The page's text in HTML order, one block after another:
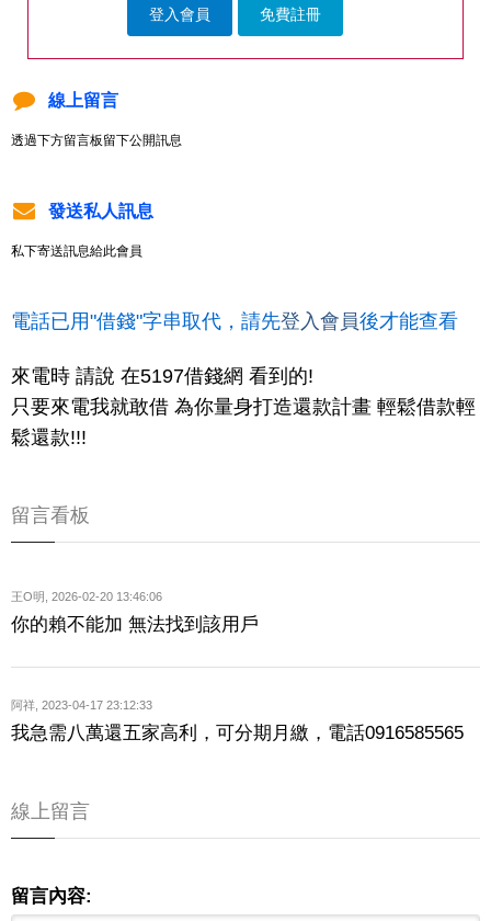
登入會員 免費註冊
線上留言
透過下方留言板留下公開訊息
發送私人訊息
私下寄送訊息給此會員
電話已用"借錢"字串取代，請先登入會員後才能查看
來電時 請說 在5197借錢網 看到的!
只要來電我就敢借 為你量身打造還款計畫 輕鬆借款輕
鬆還款!!!
留言看板
王O明 2026-02-20 13:46:06
你的賴不能加 無法找到該用戶
阿祥 2023-04-17 23:12:33
我急需八萬還五家高利，可分期月繳，電話0916585565
線上留言
留言內容: